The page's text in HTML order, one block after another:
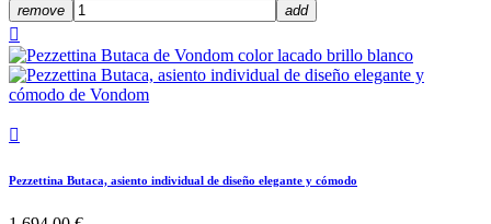
remove add


Pezzettina Butaca, asiento individual de diseño elegante y cómodo